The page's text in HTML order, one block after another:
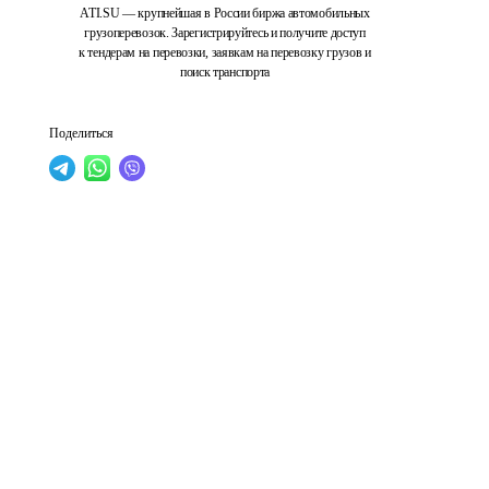
ATI.SU — крупнейшая в России биржа автомобильных
грузоперевозок. Зарегистрируйтесь и получите доступ
к тендерам на перевозки, заявкам на перевозку грузов и
поиск транспорта
Поделиться